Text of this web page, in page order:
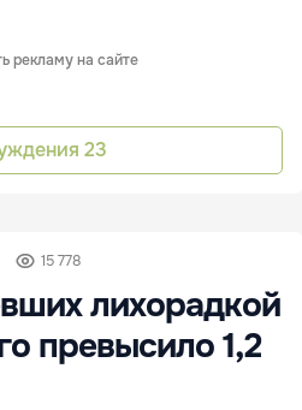
рекламу на сайте
23
15 778
лихорадкой
превысило 1,2